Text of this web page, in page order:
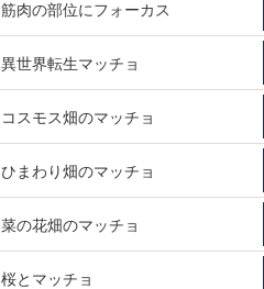
筋肉の部位にフォーカス
異世界転生マッチョ
コスモス畑のマッチョ
ひまわり畑のマッチョ
菜の花畑のマッチョ
桜とマッチョ